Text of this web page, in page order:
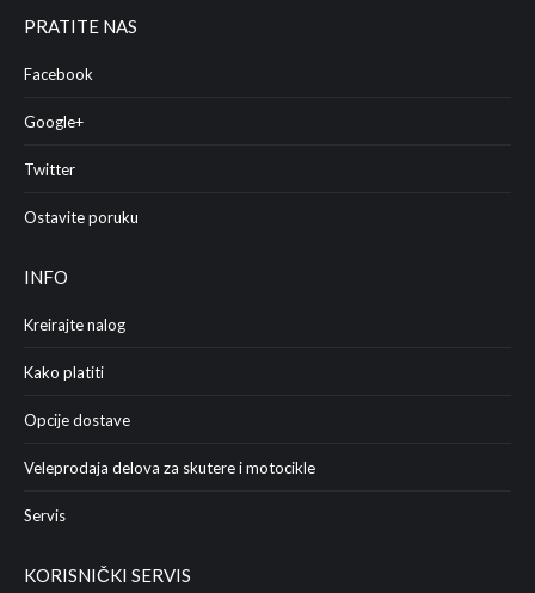
PRATITE NAS
Facebook
Google+
Twitter
Ostavite poruku
INFO
Kreirajte nalog
Kako platiti
Opcije dostave
Veleprodaja delova za skutere i motocikle
Servis
KORISNIČKI SERVIS